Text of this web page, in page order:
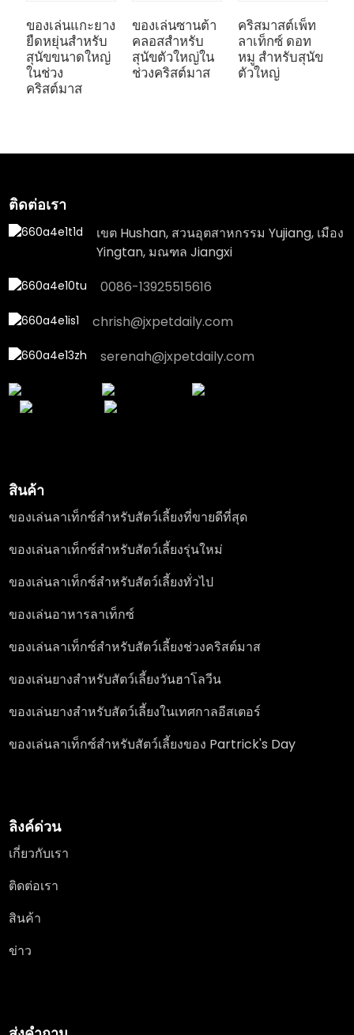
ของเล่นแกะยาง
ยืดหยุ่นสำหรับ
สุนัขขนาดใหญ่
ในช่วง
คริสต์มาส
ของเล่นซานต้า
คลอสสำหรับ
สุนัขตัวใหญ่ใน
ช่วงคริสต์มาส
คริสมาสต์เพ็ท
ลาเท็กซ์ ดอท
หมู สำหรับสุนัข
ตัวใหญ่
ติดต่อเรา
เขต Hushan, สวนอุตสาหกรรม Yujiang, เมือง
Yingtan, มณฑล Jiangxi
0086-13925515616
chrish@jxpetdaily.com
serenah@jxpetdaily.com
สินค้า
ของเล่นลาเท็กซ์สำหรับสัตว์เลี้ยงที่ขายดีที่สุด
ของเล่นลาเท็กซ์สำหรับสัตว์เลี้ยงรุ่นใหม่
ของเล่นลาเท็กซ์สำหรับสัตว์เลี้ยงทั่วไป
ของเล่นอาหารลาเท็กซ์
ของเล่นลาเท็กซ์สำหรับสัตว์เลี้ยงช่วงคริสต์มาส
ของเล่นยางสำหรับสัตว์เลี้ยงวันฮาโลวีน
ของเล่นยางสำหรับสัตว์เลี้ยงในเทศกาลอีสเตอร์
ของเล่นลาเท็กซ์สำหรับสัตว์เลี้ยงของ Partrick's Day
ลิงค์ด่วน
เกี่ยวกับเรา
ติดต่อเรา
สินค้า
ข่าว